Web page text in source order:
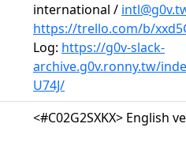
international /
https://trello.com/b/
Log: https://g0v-slack-
archive.g0v.ronny.tw/
U74J/
<#C02G2SXKX> English